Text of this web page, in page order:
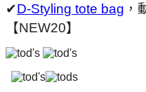
✔D-Styling tote bag ，
【NEW20】